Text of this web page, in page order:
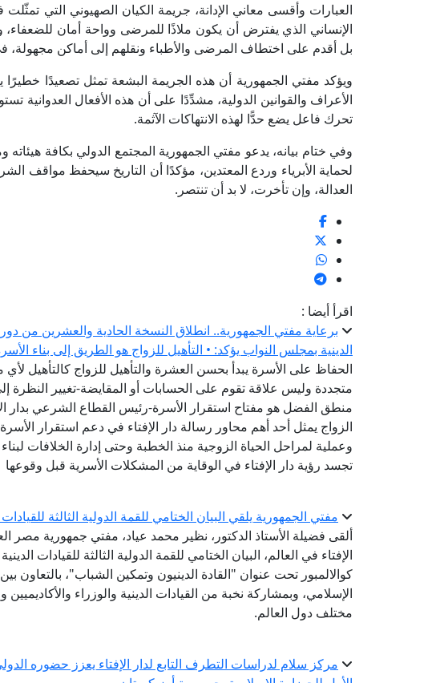
العبارات وأقسى معاني الإدانة، جريمة الكيان الصهيوني التي
الإنساني الذي يفترض أن يكون ملاذًا للمرضى وواحة أمان
بل أقدم على اختطاف المرضى والأطباء ونقلهم إلى أماكن
ويؤكد مفتي الجمهورية أن هذه الجريمة البشعة تمثل تصعيدًا
الأعراف والقوانين الدولية، مشدِّدًا على أن هذه الأفعال العدوانية
تحرك فاعل يضع حدًّا لهذه الانتهاكات الآثمة.
وفي ختام بيانه، يدعو مفتي الجمهورية المجتمع الدولي بكافة هيئاته
لحماية الأبرياء وردع المعتدين، مؤكدًا أن التاريخ سيحفظ مواقف
العدالة، وإن تأخرت، لا بد أن تنتصر.
اقرأ أيضا :
برعاية مفتي الجمهورية.. انطلاق النسخة الحادية والعشرين من
الدينية بمجلس النواب يؤكد: • التأهيل للزواج هو الطريق إلى بناء
الحفاظ على الأسرة يبدأ بحسن العشرة والتأهيل للزواج كالتأهيل لأي
متجددة وليس علاقة تقوم على الحسابات أو المقايضة-تغيير النظرة
منطق الفضل هو مفتاح استقرار الأسرة-رئيس القطاع الشرعي بدار
الزواج يمثل أحد أهم محاور رسالة دار الإفتاء في دعم استقرار
وعملية لمراحل الحياة الزوجية منذ الخطبة وحتى إدارة الخلافات
تجسد رؤية دار الإفتاء في الوقاية من المشكلات الأسرية قبل وقوعها
مفتي الجمهورية يلقي البيان الختامي للقمة الدولية الثالثة للقيادات الدينية 2026 بالعاصمة الماليزية
ألقى فضيلة الأستاذ الدكتور، نظير محمد عياد، مفتي جمهورية مصر
كوالالمبور تحت عنوان "القادة الدينيون وتمكين الشباب"، بالتعاون
الإسلامي، وبمشاركة نخبة من القيادات الدينية والوزراء
مختلف دول العالم.
مركز سلام لدراسات التطرف التابع لدار الإفتاء يعزز حضوره